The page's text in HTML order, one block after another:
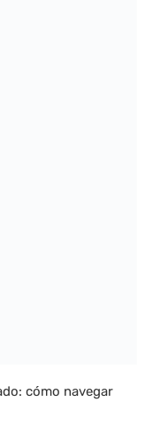
cómo navegar